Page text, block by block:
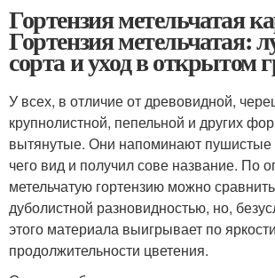
Гортензия метельчатая
Гортензия метельчатая:
сорта и уход в открытом
У всех, в отличие от древовидной,
крупнолистной, пепельной и других
вытянутые. Они напоминают пушистые
чего вид и получил сове название. По
метельчатую гортензию можно
дуболистной разновидностью, но,
этого материала выигрывает по
продолжительности цветения.